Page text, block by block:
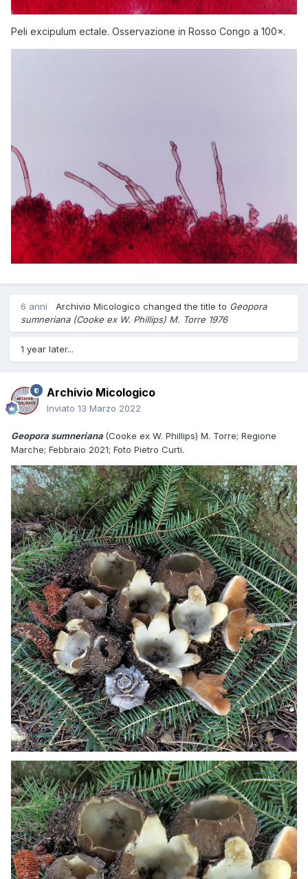
Peli excipulum ectale. Osservazione in Rosso Congo a 100×.
6 anni Archivio Micologico changed the title to Geopora
sumneriana (Cooke ex W. Phillips) M. Torre 1976
1 year later...
Archivio Micologico
Inviato 13 Marzo 2022
Geopora sumneriana (Cooke ex W. Phillips) M. Torre; Regione
Marche; Febbraio 2021; Foto Pietro Curti.